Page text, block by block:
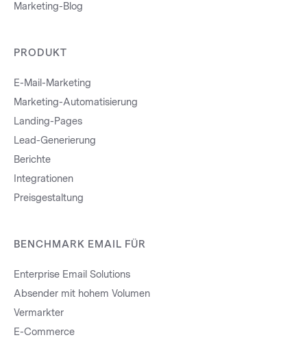
Marketing-Blog
PRODUKT
E-Mail-Marketing
Marketing-Automatisierung
Landing-Pages
Lead-Generierung
Berichte
Integrationen
Preisgestaltung
BENCHMARK EMAIL FÜR
Enterprise Email Solutions
Absender mit hohem Volumen
Vermarkter
E-Commerce